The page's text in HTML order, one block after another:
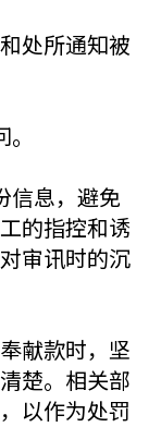
处所通知被
信息，避免
的指控和诱
审讯时的沉
献款时，坚
楚。相关部
以作为处罚